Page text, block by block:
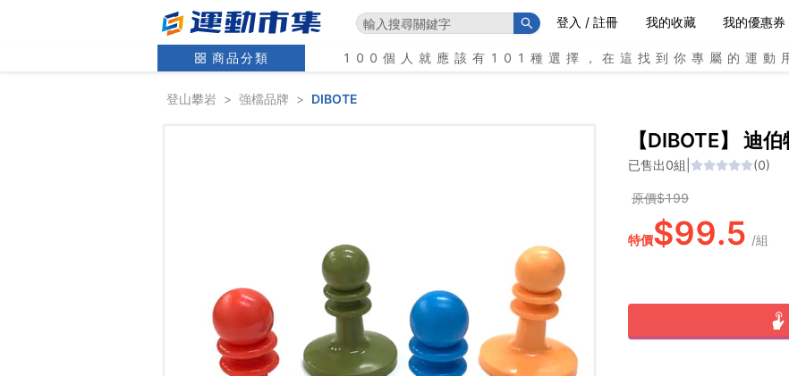
登入 / 註冊 我的收藏 我的優惠券
商品分類 100個人就應該有101種選擇，在這找到你專屬的運動
登山攀岩 > 強檔品牌 > DIBOTE
【DIBOTE】 迪
已售出0組 (0)
原價$199
特價$99.5 /組